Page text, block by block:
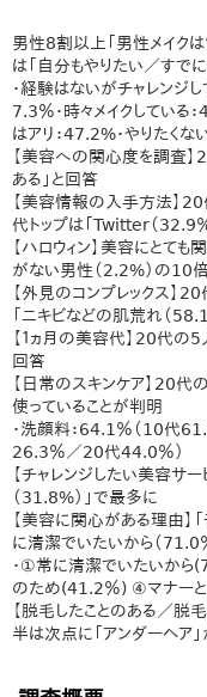
男性8割以上「男性メイクは
は「自分もやりたい／すで
・経験はないがチャレンジ
7.3％・時々メイクしている
はアリ：47.2%・やりたく
【美容への関心度を調査
ある」と回答
【美容情報の入手方法】20
代トップは「Twitter（32.9％
【ハロウィン】美容にとて
がない男性（2.2%）の10
【外見のコンプレックス】
「ニキビなどの肌荒れ（
【１ヵ月の美容代】20代
回答
【日常のスキンケア】20代
使っていることが判明
・洗顔料：64.1％（10代
26.3％／20代44.0％）
【チャレンジしたい美容サ
（31.8%）」で最多に
【美容に関心がある理由】
に清潔でいたいから（71.0％
・①常に清潔でいたいか
のため(41.2％) ④マナー
【脱毛したことのある／脱
半は次点に「アンダーヘア」